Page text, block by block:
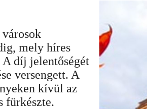
mely híres
díj jelentőségét
versengett. A
kívül az
fürkészte.